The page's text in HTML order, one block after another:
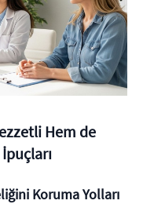
Hem de
Koruma Yolları